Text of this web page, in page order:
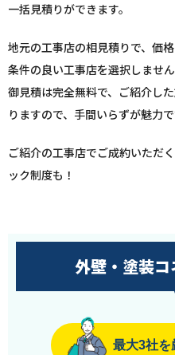
一括見積りができます。
地元の工事店の相見積りで、価
条件の良い工事店を選択しませ
御見積は完全無料で、ご紹介し
りますので、手間いらずが魅力で
ご紹介の工事店でご成約いただ
ック制度も！
外壁・塗装
最大3社を